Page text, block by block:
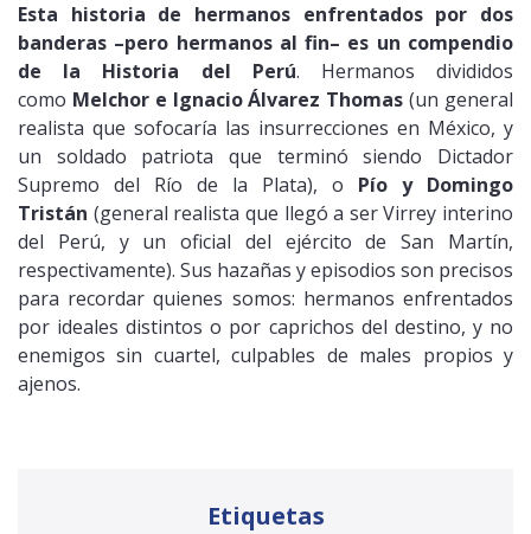
Esta historia de hermanos enfrentados por dos
banderas –pero hermanos al fin– es un compendio
de la Historia del Perú. Hermanos divididos
como Melchor e Ignacio Álvarez Thomas (un general
realista que sofocaría las insurrecciones en México, y
un soldado patriota que terminó siendo Dictador
Supremo del Río de la Plata), o Pío y Domingo
Tristán (general realista que llegó a ser Virrey interino
del Perú, y un oficial del ejército de San Martín,
respectivamente). Sus hazañas y episodios son precisos
para recordar quienes somos: hermanos enfrentados
por ideales distintos o por caprichos del destino, y no
enemigos sin cuartel, culpables de males propios y
ajenos.
Etiquetas